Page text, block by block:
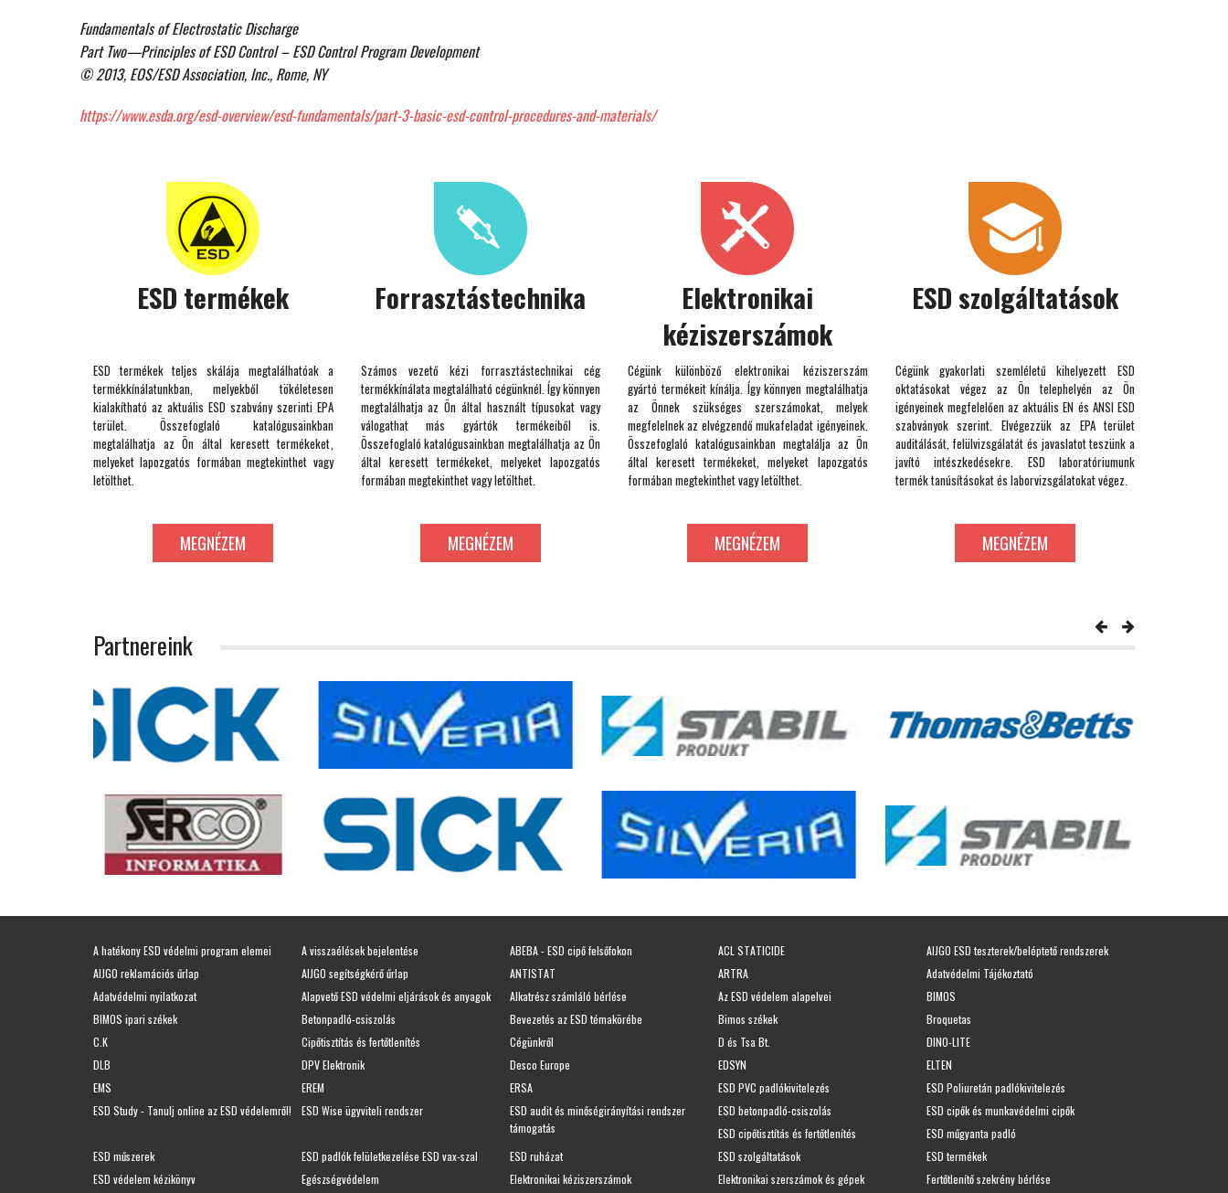
Fundamentals of Electrostatic Discharge
Part Two—Principles of ESD Control – ESD Control Program Development
© 2013, EOS/ESD Association, Inc., Rome, NY
https://www.esda.org/esd-overview/esd-fundamentals/part-3-basic-esd-control-procedures-and-materials/
ESD termékek
ESD termékek teljes skálája megtalálhatóak a
termékkínálatunkban, melyekből tökéletesen
kialakítható az aktuális ESD szabvány szerinti EPA
terület. Összefoglaló katalógusainkban
megtalálhatja az Ön által keresett termékeket,
melyeket lapozgatós formában megtekinthet vagy
letölthet.
MEGNÉZEM
Forrasztástechnika
Számos vezető kézi forrasztástechnikai cég
termékkínálata megtalálható cégünknél. Így könnyen
megtalálhatja az Ön által használt típusokat vagy
válogathat más gyártók termékeiből is.
Összefoglaló katalógusainkban megtalálhatja az Ön
által keresett termékeket, melyeket lapozgatós
formában megtekinthet vagy letölthet.
MEGNÉZEM
Elektronikai
kéziszerszámok
Cégünk különböző elektronikai kéziszerszám
gyártó termékeit kínálja. Így könnyen megtalálhatja
az Önnek szükséges szerszámokat, melyek
megfelelnek az elvégzendő mukafeladat igényeinek.
Összefoglaló katalógusainkban megtalálja az Ön
által keresett termékeket, melyeket lapozgatós
formában megtekinthet vagy letölthet.
MEGNÉZEM
ESD szolgáltatások
Cégünk gyakorlati szemléletű kihelyezett ESD
oktatásokat végez az Ön telephelyén az Ön
igényeinek megfelelően az aktuális EN és ANSI ESD
szabványok szerint. Elvégezzük az EPA terület
auditálását, felülvizsgálatát és javaslatot teszünk a
javító intészkedésekre. ESD laboratóriumunk
termék tanúsításokat és laborvizsgálatokat végez.
MEGNÉZEM
Partnereink
A hatékony ESD védelmi program elemei A visszaélések bejelentése ABEBA - ESD cipő felsőfokon ACL STATICIDE
AIJGO ESD teszterek/beléptető rendszerek
AIJGO reklamációs űrlap
AIJGO segítségkérő űrlap ANTISTAT ARTRA
Adatvédelmi Tájékoztató
Adatvédelmi nyilatkozat
Alapvető ESD védelmi eljárások és anyagok Alkatrész számláló bérlése Az ESD védelem alapelvei
BIMOS
BIMOS ipari székek
Betonpadló-csiszolás Bevezetés az ESD témakörébe Bimos székek
Broquetas
C.K
Cipőtisztítás és fertőtlenítés Cégünkről D és Tsa Bt.
DINO-LITE
DLB
DPV Elektronik Desco Europe EDSYN
ELTEN
EMS
EREM ERSA ESD PVC padlókivitelezés
ESD Poliuretán padlókivitelezés
ESD Study - Tanulj online az ESD védelemről!
ESD Wise ügyviteli rendszer
ESD audit és minőségirányítási rendszer
támogatás
ESD betonpadló-csiszolás
ESD cipők és munkavédelmi cipők
ESD cipőtisztítás és fertőtlenítés
ESD műgyanta padló
ESD műszerek
ESD padlók felületkezelése ESD vax-szal ESD ruházat ESD szolgáltatások
ESD termékek
ESD védelem kézikönyv
Egészségvédelem Elektronikai kéziszerszámok Elektronikai szerszámok és gépek Fertőtlenítő szekrény bérlése